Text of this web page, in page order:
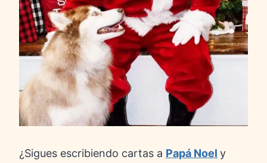
¿Sigues escribiendo cartas a Papá Noel y